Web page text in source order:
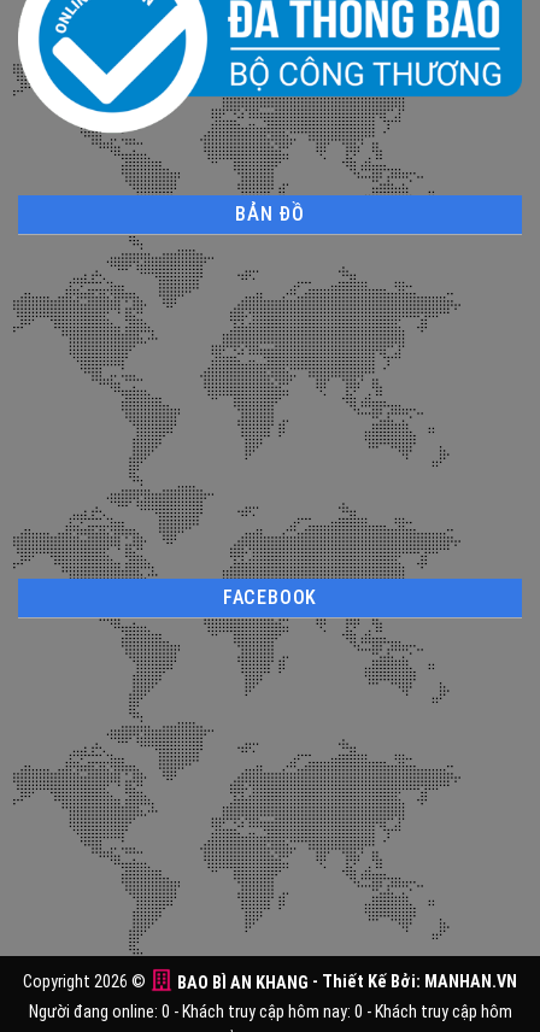
BẢN ĐỒ
FACEBOOK
Copyright 2026 © BAO BÌ AN KHANG - Thiết Kế Bởi: MANHAN.VN
Người đang online: 0 - Khách truy cập hôm nay: 0 - Khách truy cập hôm